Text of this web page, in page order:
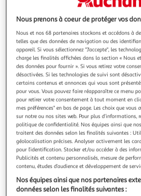
LISCIANI GIOCHI
Stylo ergonomique - Montessori
d'écriture - LISCIANI
Une mauvaise prise en main du stylo
Lisciani a donc mis au point avec des
l'ergonomie ce stylo spécial pour
d'erreur possible, le stylo sera
positionné dans la petite main des
accompagne l'enfant da
En savoir +
Vendu par2KINGS
Livraison dès 4/5 jours
4,99€
Plus d'options
Vendu par2KINGS
Livraison dès 5/6 jours
Nous prenons à coeur de protéger vos
Nous et nos 68 partenaires stockons et accédons à
telles que des données de navigation ou des
appareil. Si vous sélectionnez "J'accepte", les
charge les finalités affichées dans la section « Nous
des données pour fournir ». Si vous retirez votre
désactivées. Si les technologies de suivi sont
certains contenus et annonces qui vous sont
pour vous. Vous pouvez faire réapparaître ce menu
pour retirer votre consentement à tout moment en
mes préférences" en bas de page. Les choix que
sur notre ou nos sites web. Pour plus d’informations,
politique de confidentialité. Nos équipes ainsi que
traitent des données selon les finalités suivantes :
géolocalisation précises. Analyser activement les
pour l’identification. Stocker et/ou accéder à des
Publicités et contenu personnalisés, mesure de
contenu, études d’audience et développement de
Nos équipes ainsi que nos partenaires
données selon les finalités suivantes :